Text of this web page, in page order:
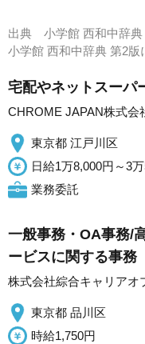
出典 小学館 西和中辞典
小学館 西和中辞典 第2
宅配やネットスーパ
CHROME JAPAN株式会
東京都 江戸川区
日給1万8,000円～3
業務委託
一般事務・OA事務/
ービスに関する事務
株式会社綜合キャリアオ
東京都 品川区
時給1,750円